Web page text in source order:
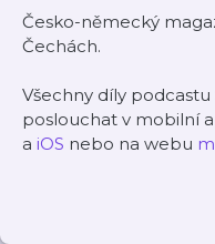
Česko-německý
Čechách.
Všechny díly
poslouchat v mobilní
a iOS nebo na webu